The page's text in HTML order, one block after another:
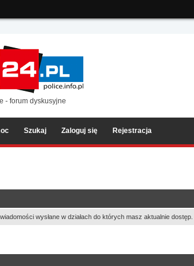
- forum dyskusyjne
Szukaj Zaloguj się Rejestracja
wysłane w działach do których masz aktualnie dostęp.